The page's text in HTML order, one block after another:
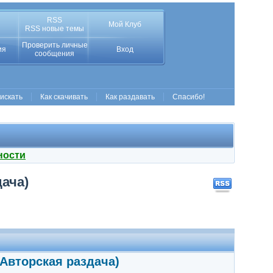
RSS
RSS новые темы
Мой Клуб
Проверить личные
сообщения
Вход
Как скачивать Как раздавать Спасибо!
раздача)